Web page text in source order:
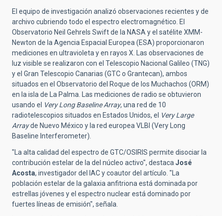
El equipo de investigación analizó observaciones recientes y de
archivo cubriendo todo el espectro electromagnético. El
Observatorio Neil Gehrels Swift de la NASA y el satélite XMM-
Newton de la Agencia Espacial Europea (ESA) proporcionaron
mediciones en ultravioleta y en rayos X. Las observaciones de
luz visible se realizaron con el Telescopio Nacional Galileo (TNG)
y el Gran Telescopio Canarias (GTC o Grantecan), ambos
situados en el Observatorio del Roque de los Muchachos (ORM)
en la isla de La Palma. Las mediciones de radio se obtuvieron
usando el Very Long Baseline Array, una red de 10
radiotelescopios situados en Estados Unidos, el Very Large
Arrayde Nuevo México y la red europea VLBI (Very Long
Baseline Interferometer).
"La alta calidad del espectro de GTC/OSIRIS permite disociar la
contribución estelar de la del núcleo activo", destacaJosé
Acosta, investigador del IAC y coautor del artículo. "La
población estelar de la galaxia anfitriona está dominada por
estrellas jóvenes y el espectro nuclear está dominado por
fuertes líneas de emisión", señala.